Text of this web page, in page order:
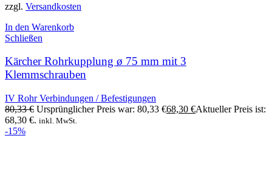
zzgl. Versandkosten
In den Warenkorb
Schließen
Kärcher Rohrkupplung ø 75 mm mit 3
Klemmschrauben
IV Rohr Verbindungen / Befestigungen
80,33€ Ursprünglicher Preis war: 80,33 €68,30 €Aktueller Preis ist:
68,30 €. inkl. MwSt.
-15%